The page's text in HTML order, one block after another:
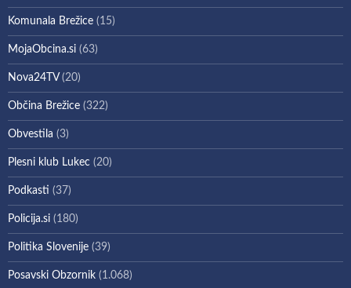
Komunala Brežice (15)
MojaObcina.si (63)
Nova24TV(20)
Občina Brežice (322)
Obvestila (3)
Plesni klub Lukec (20)
Podkasti (37)
Policija.si (180)
Politika Slovenije (39)
Posavski Obzornik (1.068)